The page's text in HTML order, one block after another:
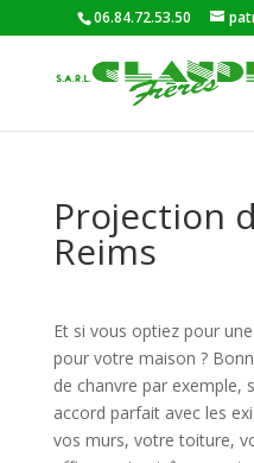
06.84.72.53.50
Projection
Reims
Et si vous optiez pour
pour votre maison ?
de chanvre par exemple,
accord parfait avec les
vos murs, votre toiture,